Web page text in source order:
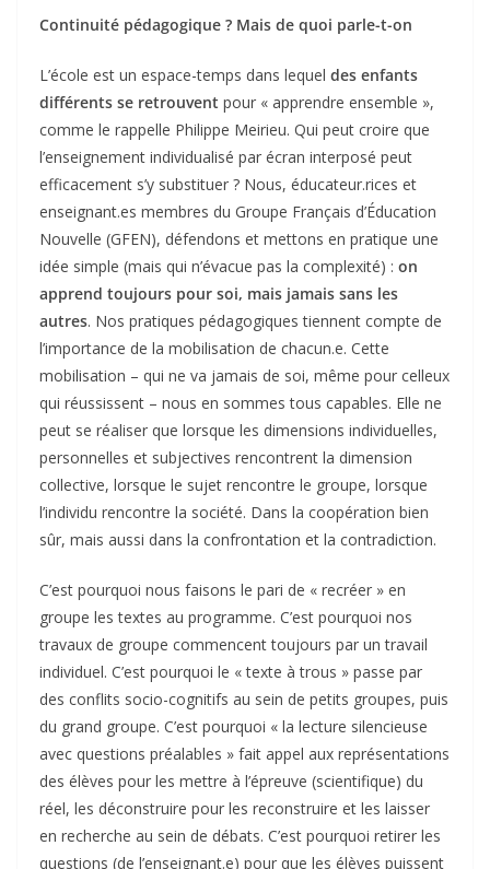
Continuité pédagogique ? Mais de quoi parle-t-on
L’école est un espace-temps dans lequel des enfants
différents se retrouvent pour « apprendre ensemble »,
comme le rappelle Philippe Meirieu. Qui peut croire que
l’enseignement individualisé par écran interposé peut
efficacement s’y substituer ? Nous, éducateur.rices et
enseignant.es membres du Groupe Français d’Éducation
Nouvelle (GFEN), défendons et mettons en pratique une
idée simple (mais qui n’évacue pas la complexité) : on
apprend toujours pour soi, mais jamais sans les
autres. Nos pratiques pédagogiques tiennent compte de
l’importance de la mobilisation de chacun.e. Cette
mobilisation – qui ne va jamais de soi, même pour celleux
qui réussissent – nous en sommes tous capables. Elle ne
peut se réaliser que lorsque les dimensions individuelles,
personnelles et subjectives rencontrent la dimension
collective, lorsque le sujet rencontre le groupe, lorsque
l’individu rencontre la société. Dans la coopération bien
sûr, mais aussi dans la confrontation et la contradiction.
C’est pourquoi nous faisons le pari de « recréer » en
groupe les textes au programme. C’est pourquoi nos
travaux de groupe commencent toujours par un travail
individuel. C’est pourquoi le « texte à trous » passe par
des conflits socio-cognitifs au sein de petits groupes, puis
du grand groupe. C’est pourquoi « la lecture silencieuse
avec questions préalables » fait appel aux représentations
des élèves pour les mettre à l’épreuve (scientifique) du
réel, les déconstruire pour les reconstruire et les laisser
en recherche au sein de débats. C’est pourquoi retirer les
questions (de l’enseignant.e) pour que les élèves puissent